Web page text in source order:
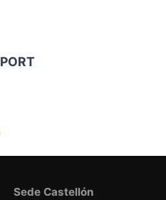
Sede Castellón